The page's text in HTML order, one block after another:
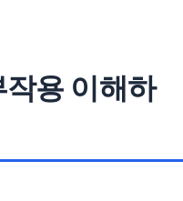
용 이해하